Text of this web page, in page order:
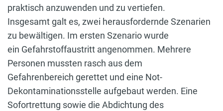
praktisch anzuwenden und zu vertiefen.
Insgesamt galt es, zwei herausfordernde Szenarien
zu bewältigen. Im ersten Szenario wurde
ein Gefahrstoffaustritt angenommen. Mehrere
Personen mussten rasch aus dem
Gefahrenbereich gerettet und eine Not-
Dekontaminationsstelle aufgebaut werden. Eine
Sofortrettung sowie die Abdichtung des